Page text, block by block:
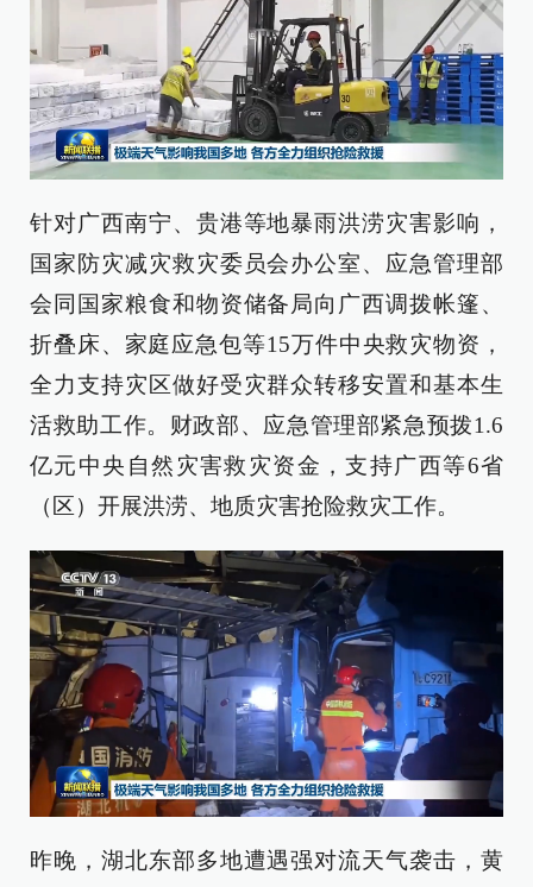
针对广西南宁、贵港等地暴雨洪涝灾害影响，
国家防灾减灾救灾委员会办公室、应急管理部
会同国家粮食和物资储备局向广西调拨帐篷、
折叠床、家庭应急包等15万件中央救灾物资，
全力支持灾区做好受灾群众转移安置和基本生
活救助工作。财政部、应急管理部紧急预拨1.6
亿元中央自然灾害救灾资金，支持广西等6省
（区）开展洪涝、地质灾害抢险救灾工作。
昨晚，湖北东部多地遭遇强对流天气袭击，黄